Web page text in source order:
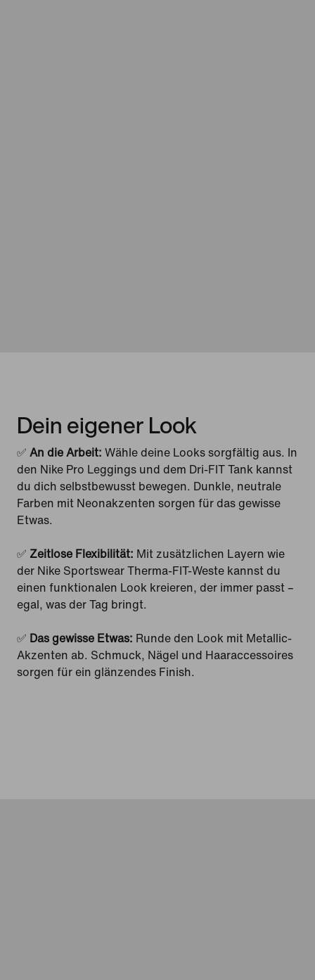
Dein eigener Look
✅ An die Arbeit: Wähle deine Looks sorgfältig aus. In
den Nike Pro Leggings und dem Dri-FIT Tank kannst
du dich selbstbewusst bewegen. Dunkle, neutrale
Farben mit Neonakzenten sorgen für das gewisse
Etwas.
✅ Zeitlose Flexibilität: Mit zusätzlichen Layern wie
der Nike Sportswear Therma-FIT-Weste kannst du
einen funktionalen Look kreieren, der immer passt –
egal, was der Tag bringt.
✅ Das gewisse Etwas: Runde den Look mit Metallic-
Akzenten ab. Schmuck, Nägel und Haaraccessoires
sorgen für ein glänzendes Finish.